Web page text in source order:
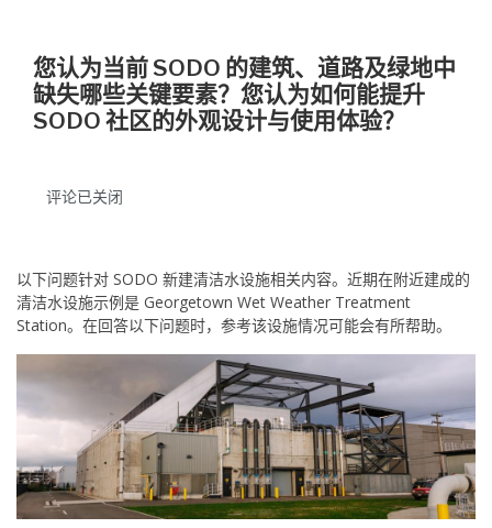
您认为当前 SODO 的建筑、道路及绿地中
缺失哪些关键要素？您认为如何能提升
SODO 社区的外观设计与使用体验？
评论已关闭
以下问题针对 SODO 新建清洁水设施相关内容。近期在附近建成的
清洁水设施示例是 Georgetown Wet Weather Treatment
Station。在回答以下问题时，参考该设施情况可能会有所帮助。